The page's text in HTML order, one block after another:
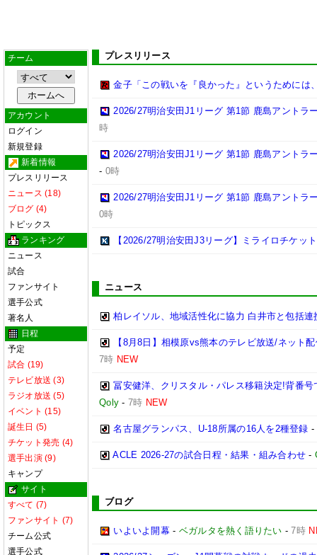
チーム
アカウント
ログイン
新規登録
新着情報
プレスリリース
ニュース (18)
ブログ (4)
トピックス
ランキング
ニュース
試合
ファンサイト
選手公式
著名人
日程
予定
試合 (19)
テレビ放送 (3)
ラジオ放送 (5)
イベント (15)
誕生日 (5)
チケット発売 (4)
選手出演 (9)
キャンプ
サイト
すべて (7)
ファンサイト (7)
チーム公式
選手公式
プレスリリース
金子「この戦いを『良かった』というためには
2026/27明治安田J1リーグ 第1節 鹿島アントラ
時
2026/27明治安田J1リーグ 第1節 鹿島アントラ
- 0時
2026/27明治安田J1リーグ 第1節 鹿島アントラ
0時
【2026/27明治安田J3リーグ】ミライロチケッ
ニュース
柏レイソル、地域活性化に協力 白井市と包括連
【8月8日】相模原vs熊本のテレビ放送/ネット
7時 NEW
冨安健洋、クリスタル・パレス移籍決定!背番
Qoly - 7時 NEW
名古屋グランパス、U-18所属の16人を2種登録 -
ACLE 2026-27の試合日程・結果・組み合わせ -
ブログ
いよいよ開幕- ベガルタを熱く語りたい -7時